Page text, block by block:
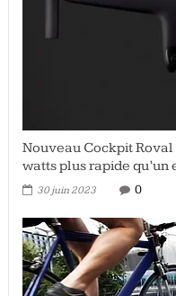
Nouveau Cockpit Roval
watts plus rapide
30 juin 2023 0